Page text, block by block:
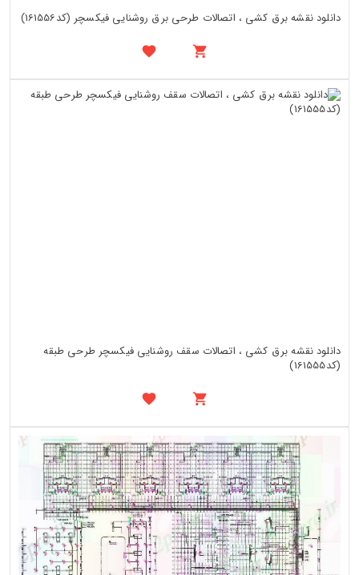
دانلود نقشه برق کشی ، اتصالات طرحی برق روشنایی فیکسچر (کد161556)
دانلود نقشه برق کشی ، اتصالات سقف روشنایی فیکسچر طرحی طبقه
(کد161555)